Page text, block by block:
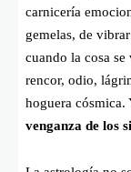
carnicería
gemelas, de
cuando la cosa
rencor, odio,
hoguera cósmica.
venganza de los